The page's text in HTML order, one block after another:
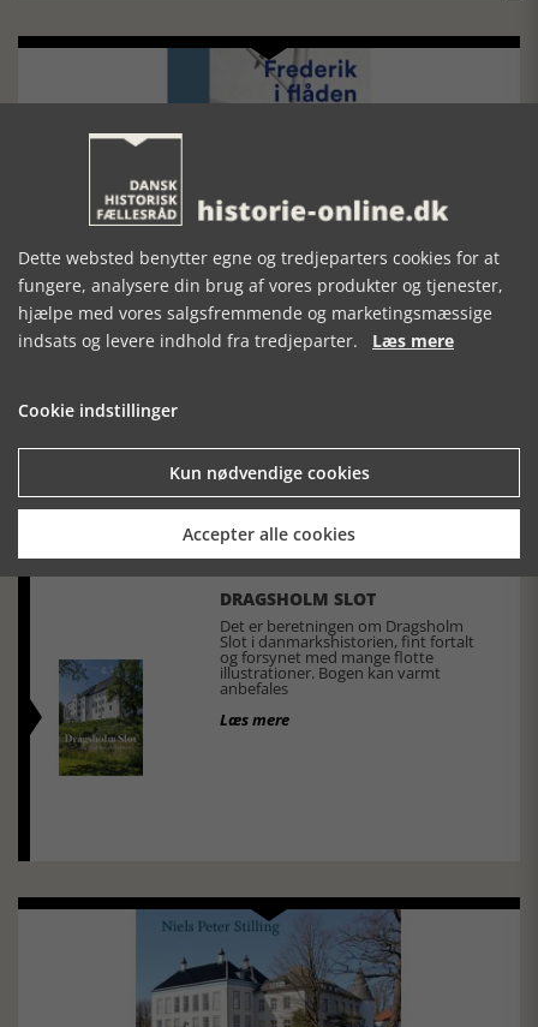
forbilledlig vis budt os ind i en verden, der var. En verden der
fastholdes takket være deres indsigt og fine fortællekunst
DRAGSHOLM SLOT
Det er beretningen om Dragsholm
Slot i danmarkshistorien, fint fortalt
og forsynet med mange flotte
illustrationer. Bogen kan varmt
anbefales
Læs mere
Dette websted benytter egne og tredjeparters cookies for at
fungere, analysere din brug af vores produkter og tjenester,
hjælpe med vores salgsfremmende og marketingsmæssige
indsats og levere indhold fra tredjeparter. Læs mere
Cookie indstillinger
Kun nødvendige cookies
Accepter alle cookies